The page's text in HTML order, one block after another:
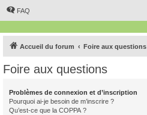
FAQ
Accueil du forum Foire aux questions
Foire aux questions
Problèmes de connexion et d’inscription
Pourquoi ai-je besoin de m’inscrire ?
Qu’est-ce que la COPPA ?